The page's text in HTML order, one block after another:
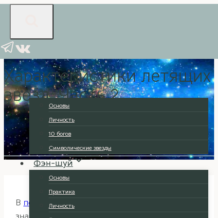
содержимому
Ба-Цзы
Основы
Личность
10 богов
Символические звезды
Фэн-шуй
Основы
Практика
Личность
Летящие звезды
Характеристики летящих
звезд. Часть 2
В первой части статьи